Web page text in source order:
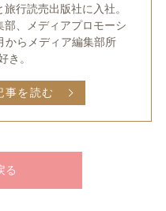
行読売出版社に入社。
部、メディアプロモーシ
からメディア編集部所
き。
事を読む
る